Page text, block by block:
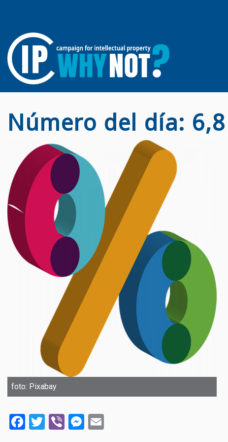
Número del día: 6,8
foto: Pixabay
Facebook
Twitter
ViberMessenger